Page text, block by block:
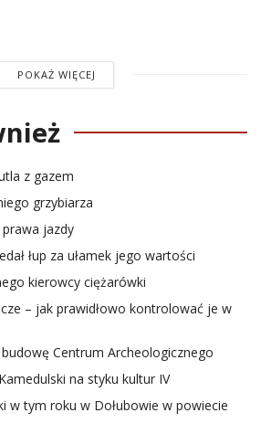
POKAŻ WIĘCEJ
z gazem
grzybiarza
jazdy
łup za ułamek jego wartości
kierowcy ciężarówki
– jak prawidłowo kontrolować je w
Centrum Archeologicznego
na styku kultur IV
w tym roku w Dołubowie w powiecie